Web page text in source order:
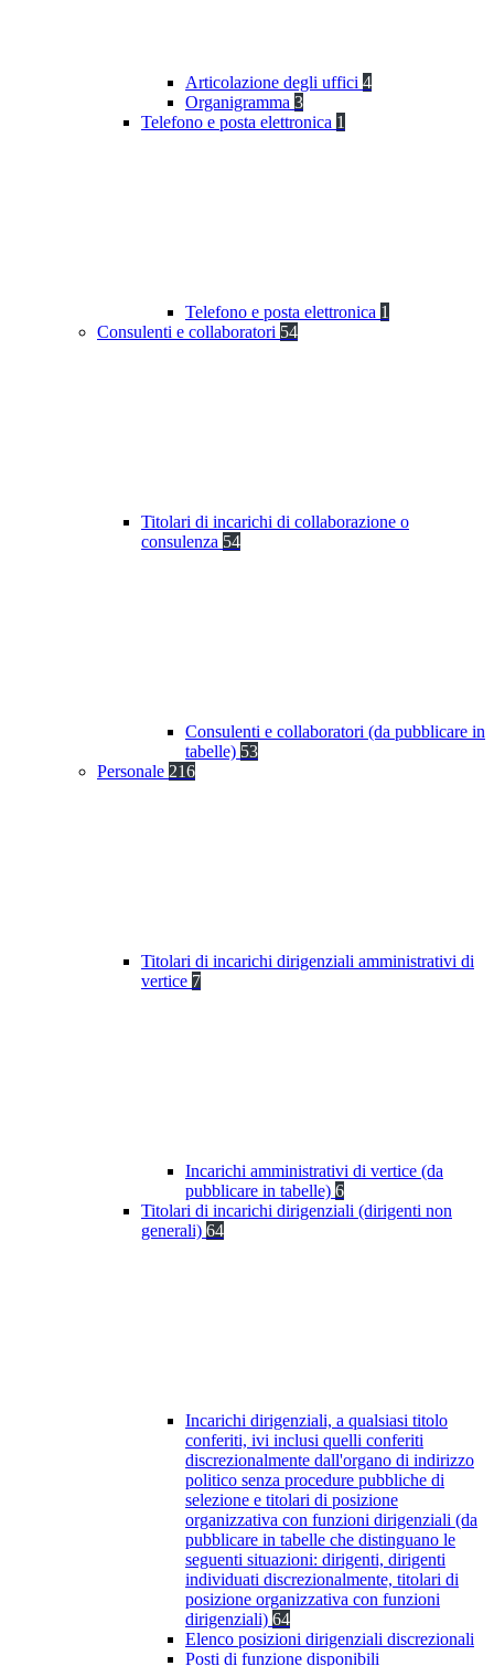
Articolazione degli uffici 4
Organigramma 3
Telefono e posta elettronica 1
Telefono e posta elettronica 1
Consulenti e collaboratori 54
Titolari di incarichi di collaborazione o
consulenza 54
Consulenti e collaboratori (da pubblicare in
tabelle) 53
Personale 216
Titolari di incarichi dirigenziali amministrativi di
vertice 7
Incarichi amministrativi di vertice (da
pubblicare in tabelle) 6
Titolari di incarichi dirigenziali (dirigenti non
generali) 64
Incarichi dirigenziali, a qualsiasi titolo
conferiti, ivi inclusi quelli conferiti
discrezionalmente dall'organo di indirizzo
politico senza procedure pubbliche di
selezione e titolari di posizione
organizzativa con funzioni dirigenziali (da
pubblicare in tabelle che distinguano le
seguenti situazioni: dirigenti, dirigenti
individuati discrezionalmente, titolari di
posizione organizzativa con funzioni
dirigenziali) 64
Elenco posizioni dirigenziali discrezionali
Posti di funzione disponibili